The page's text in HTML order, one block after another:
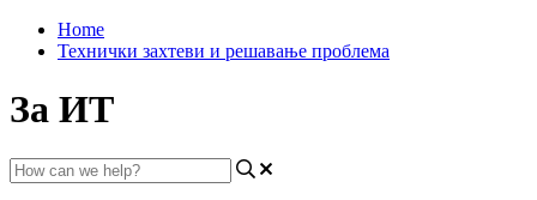
Home
Технички захтеви и решавање проблема
За ИТ